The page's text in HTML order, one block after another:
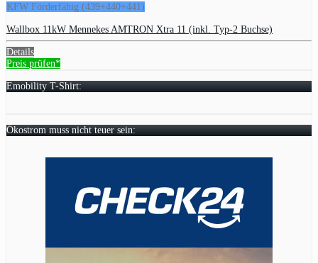
KFW Förderfähig (439+440+441)
Wallbox 11kW Mennekes AMTRON Xtra 11 (inkl. Typ-2 Buchse)
Details
Preis prüfen*
Emobility T-Shirt:
Ökostrom muss nicht teuer sein: